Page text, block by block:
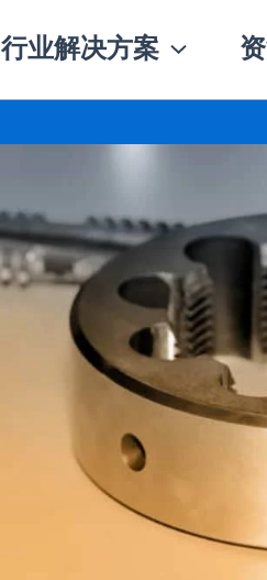
行业解决方案